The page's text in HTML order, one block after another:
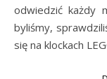
odwiedzić każdy
byliśmy,
się na klockach